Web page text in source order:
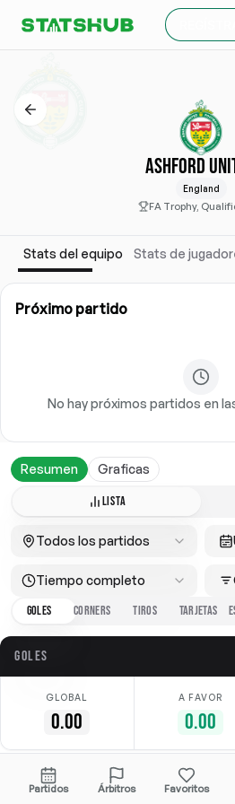
ASHFORD
England
FA Trophy,
Stats del equipo Stats de
Próximo partido
No hay próximos partidos en
Resumen Graficas
LISTA
Todos los partidos
Tiempo completo
GOLES
CORNERS TIROS TARJETAS
GOLES
GLOBAL
0.00
A FAVOR
0.00
No hay datos
Partidos Árbitros Favoritos